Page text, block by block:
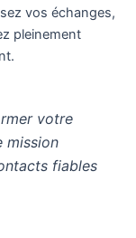
vos échanges,
pleinement
votre
mission
fiables